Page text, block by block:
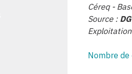
Céreq -
Source :
Nombre